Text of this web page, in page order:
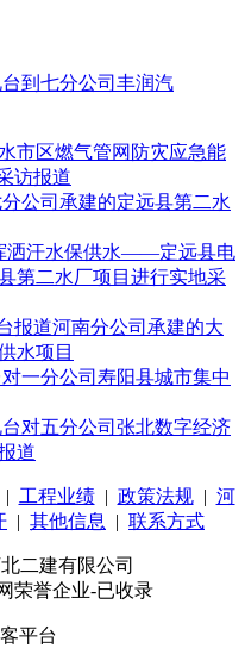
到七分公司丰润汽
市区燃气管网防灾应急能
访报道
公司承建的定远县第二水
洒汗水保供水——定远县电
第二水厂项目进行实地采
报道河南分公司承建的大
水项目
一分公司寿阳县城市集中
对五分公司张北数字经济
道
工程业绩| 政策法规| 河
| 其他信息 | 联系方式
二建有限公司
荣誉企业-已收录
平台